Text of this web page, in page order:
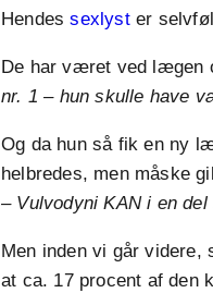
Hendessexlyster
De har været ved lægen
nr. 1 – hun skulle have
Og da hun så fik en ny
helbredes, men måske
– Vulvodyni KAN i en
Men inden vi går videre,
at ca. 17 procent af den